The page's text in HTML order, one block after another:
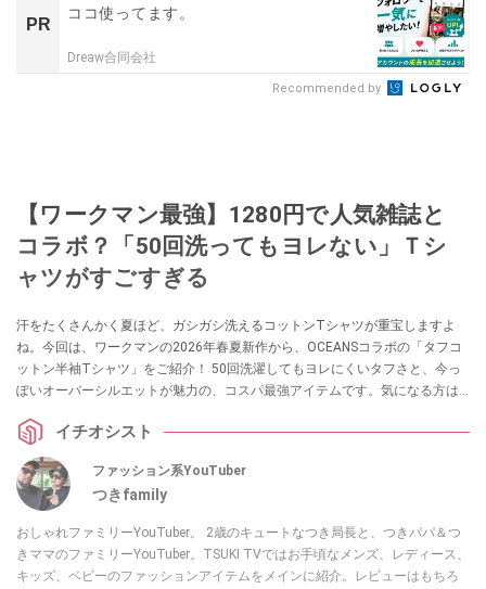
PR
ココ使ってます。
Dreaw合同会社
Recommended by
【ワークマン最強】1280円で人気雑誌と
コラボ？「50回洗ってもヨレない」Ｔシ
ャツがすごすぎる
汗をたくさんかく夏ほど、ガシガシ洗えるコットンTシャツが重宝しますよ
ね。今回は、ワークマンの2026年春夏新作から、OCEANSコラボの「タフコ
ットン半袖Tシャツ」をご紹介！ 50回洗濯してもヨレにくいタフさと、今っ
ぽいオーバーシルエットが魅力の、コスパ最強アイテムです。気になる方は
イチオシスト
ファッション系YouTuber
つきfamily
おしゃれファミリーYouTuber。 2歳のキュートなつき局長と、つきパパ＆つ
きママのファミリーYouTuber。TSUKI TVではお手頃なメンズ、レディース、
キッズ、ベビーのファッションアイテムをメインに紹介。レビューはもちろ